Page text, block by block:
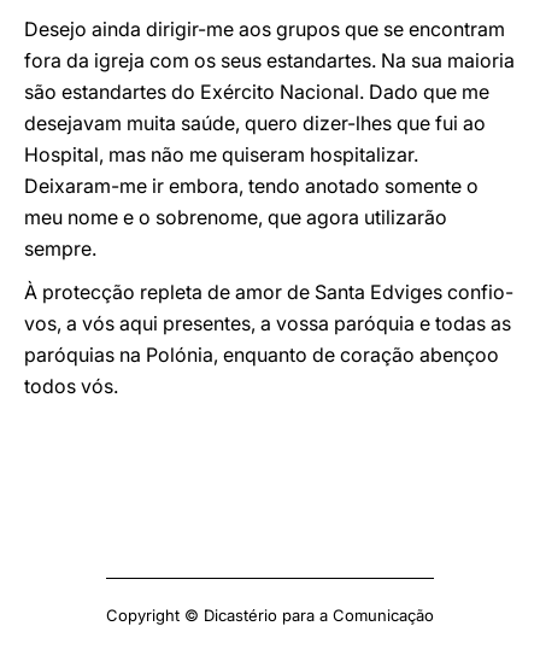
Desejo ainda dirigir-me aos grupos que se encontram
fora da igreja com os seus estandartes. Na sua maioria
são estandartes do Exército Nacional. Dado que me
desejavam muita saúde, quero dizer-lhes que fui ao
Hospital, mas não me quiseram hospitalizar.
Deixaram-me ir embora, tendo anotado somente o
meu nome e o sobrenome, que agora utilizarão
sempre.
À protecção repleta de amor de Santa Edviges confio-
vos, a vós aqui presentes, a vossa paróquia e todas as
paróquias na Polónia, enquanto de coração abençoo
todos vós.
Copyright © Dicastério para a Comunicação